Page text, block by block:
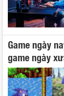
Game ngày
game ngày